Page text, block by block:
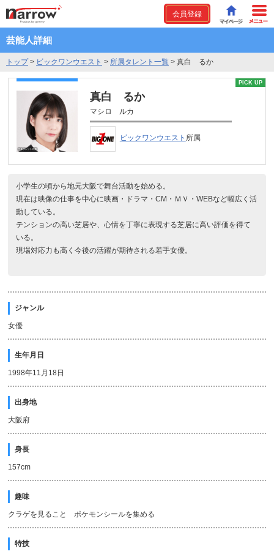
会員登録
芸能人詳細
トップ> ビックワンウエスト > 所属タレント一覧 > 真白 るか
PICK UP
真白 るか
マシロ ルカ
ビックワンウエスト 所属
小学生の頃から地元大阪で舞台活動を始める。
現在は映像の仕事を中心に映画・ドラマ・CM・ＭＶ・WEBなど幅広く活
動している。
テンションの高い芝居や、心情を丁寧に表現する芝居に高い評価を得て
いる。
現場対応力も高く今後の活躍が期待される若手女優。
ジャンル
女優
生年月日
1998年11月18日
出身地
大阪府
身長
157cm
趣味
クラゲを見ること ポケモンシールを集める
特技